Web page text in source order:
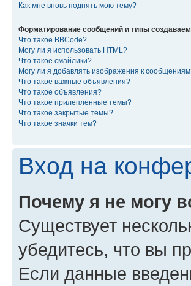
Как мне вновь поднять мою тему?
Форматирование сообщений и типы
Что такое BBCode?
Могу ли я использовать HTML?
Что такое смайлики?
Могу ли я добавлять изображения к
Что такое важные объявления?
Что такое объявления?
Что такое прилепленные темы?
Что такое закрытые темы?
Что такое значки тем?
Вход на
Почему я не могу
Существует
убедитесь, что вы
Если данные